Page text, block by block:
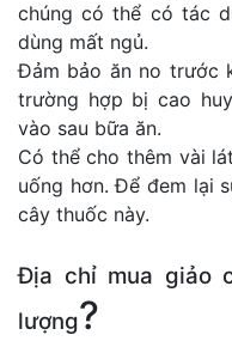
chúng có thể có tác
dùng mất ngủ.
Đảm bảo ăn no trước
trường hợp bị cao
vào sau bữa ăn.
Có thể cho thêm vài
uống hơn. Để đem lại
cây thuốc này.
Địa chỉ mua giảo
lượng?